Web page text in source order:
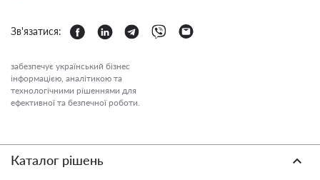
Зв'язатися:
забезпечує український бізнес
інформацією, аналітикою та
технологічними рішеннями для
ефективної та безпечної роботи.
Каталог рішень